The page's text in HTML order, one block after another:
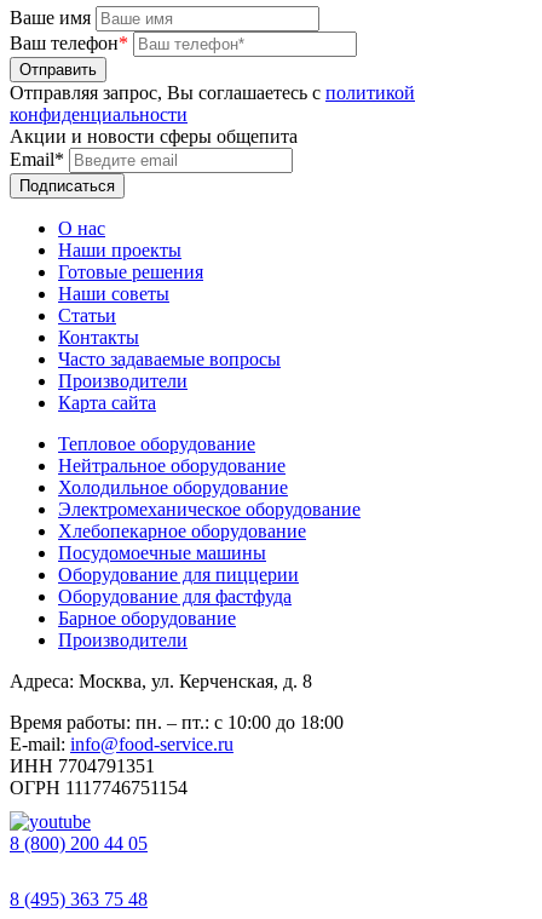
Ваше имя
Ваш телефон*
Отправляя запрос, Вы соглашаетесь с политикой
конфиденциальности
Акции и новости сферы общепита
Email*
О нас
Наши проекты
Готовые решения
Наши советы
Статьи
Контакты
Часто задаваемые вопросы
Производители
Карта сайта
Тепловое оборудование
Нейтральное оборудование
Холодильное оборудование
Электромеханическое оборудование
Хлебопекарное оборудование
Посудомоечные машины
Оборудование для пиццерии
Оборудование для фастфуда
Барное оборудование
Производители
Адреса: Москва, ул. Керченская, д. 8
Время работы: пн. – пт.: с 10:00 до 18:00
E-mail: info@food-service.ru
ИНН 7704791351
ОГРН 1117746751154
8 (800) 200 44 05
8 (495) 363 75 48